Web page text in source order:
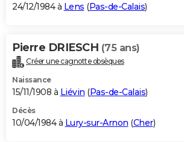
24/12/1984 à Lens (Pas-de-Calais)
Pierre DRIESCH (75 ans)
Créer une cagnotte obsèques
Naissance
15/11/1908 à Liévin (Pas-de-Calais)
Décès
10/04/1984 à Lury-sur-Arnon (Cher)